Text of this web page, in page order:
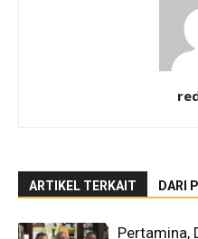
ARTIKEL TERKAIT DARI
Pertamina,